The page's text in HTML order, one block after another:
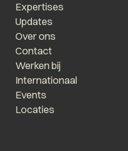
Expertises
Updates
Over ons
Contact
Werken bij
Internationaal
Events
Locaties